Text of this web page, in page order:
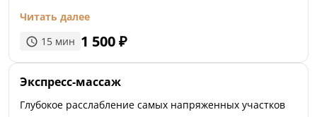
Читать далее
15 мин 1 500₽
Экспресс-массаж
Глубокое расслабление самых напряженных участков